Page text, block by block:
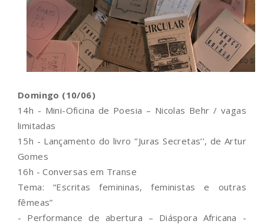
Domingo (10/06)
14h - Mini-Oficina de Poesia – Nicolas Behr / vagas
limitadas
15h - Lançamento do livro ‘’Juras Secretas’’, de Artur
Gomes
16h - Conversas em Transe
Tema: “Escritas femininas, feministas e outras
fêmeas”
- Performance de abertura – Diáspora Africana -